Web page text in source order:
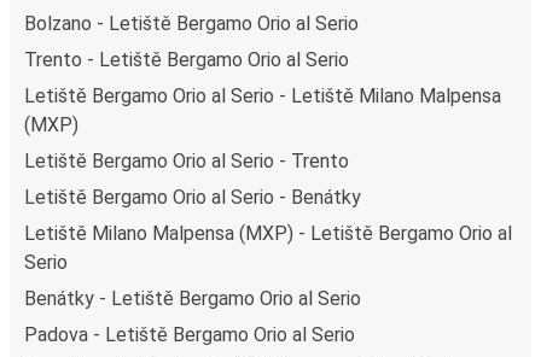
Bolzano - Letiště Bergamo Orio al Serio
Trento - Letiště Bergamo Orio al Serio
Letiště Bergamo Orio al Serio - Letiště Milano Malpensa
(MXP)
Letiště Bergamo Orio al Serio - Trento
Letiště Bergamo Orio al Serio - Benátky
Letiště Milano Malpensa (MXP) - Letiště Bergamo Orio al
Serio
Benátky - Letiště Bergamo Orio al Serio
Padova - Letiště Bergamo Orio al Serio